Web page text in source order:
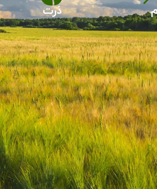
ذرت